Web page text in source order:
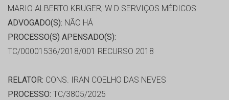
MARIO ALBERTO KRUGER, W D SERVIÇOS MÉDICOS
ADVOGADO(S): NÃO HÁ
PROCESSO(S) APENSADO(S):
TC/00001536/2018/001 RECURSO 2018
RELATOR: CONS. IRAN COELHO DAS NEVES
PROCESSO: TC/3805/2025